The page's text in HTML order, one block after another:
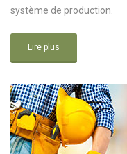
système de production.
Lire plus